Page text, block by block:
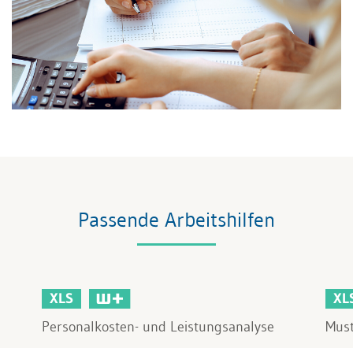
Passende Arbeitshilfen
XLS
Personalkosten- und Leistungsanalyse